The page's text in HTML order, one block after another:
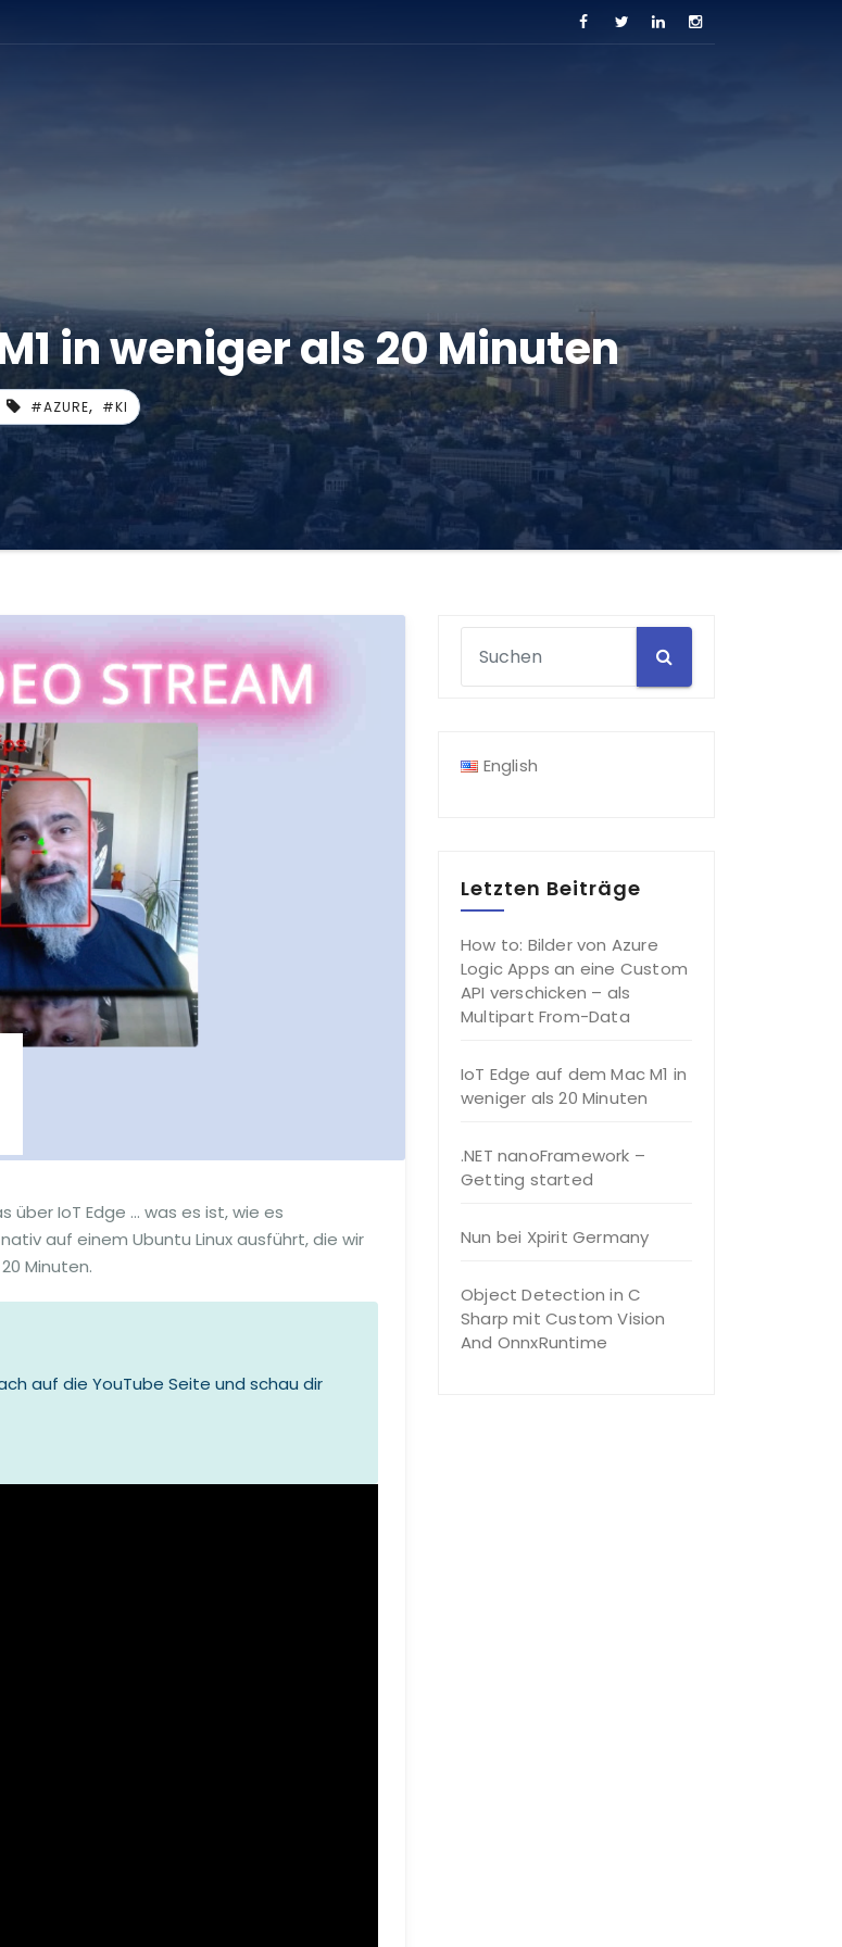
in weniger als 20 Minuten
#AZURE, #KI
IoT Edge … was es ist, wie es
auf einem Ubuntu Linux ausführt, die wir
Minuten.
auf die YouTube Seite und schau dir
English
Letzten Beiträge
How to: Bilder von Azure
Logic Apps an eine Custom
API verschicken – als
Multipart From-Data
IoT Edge auf dem Mac M1 in
weniger als 20 Minuten
.NET nanoFramework –
Getting started
Nun bei Xpirit Germany
Object Detection in C
Sharp mit Custom Vision
And OnnxRuntime